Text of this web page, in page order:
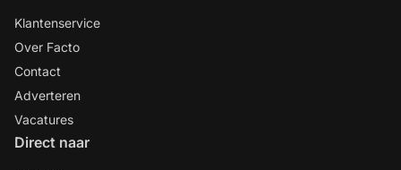
Klantenservice
Over Facto
Contact
Adverteren
Vacatures
Direct naar